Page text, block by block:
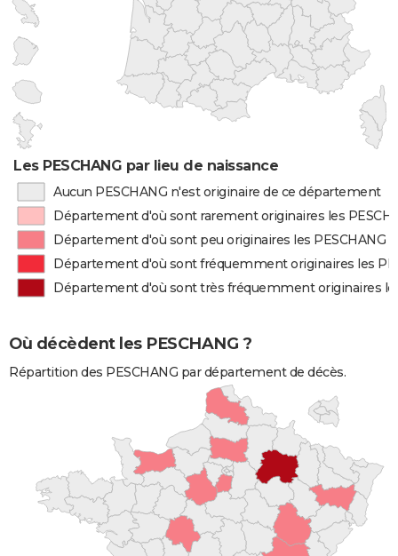
Les PESCHANG par lieu de naissance
Aucun PESCHANG n'est originaire de ce département
Département d'où sont rarement originaires les
Département d'où sont peu originaires les PESCHANG
Département d'où sont fréquemment originaires les
Département d'où sont très fréquemment originaires
Où décèdent les PESCHANG ?
Répartition des PESCHANG par département de décès.